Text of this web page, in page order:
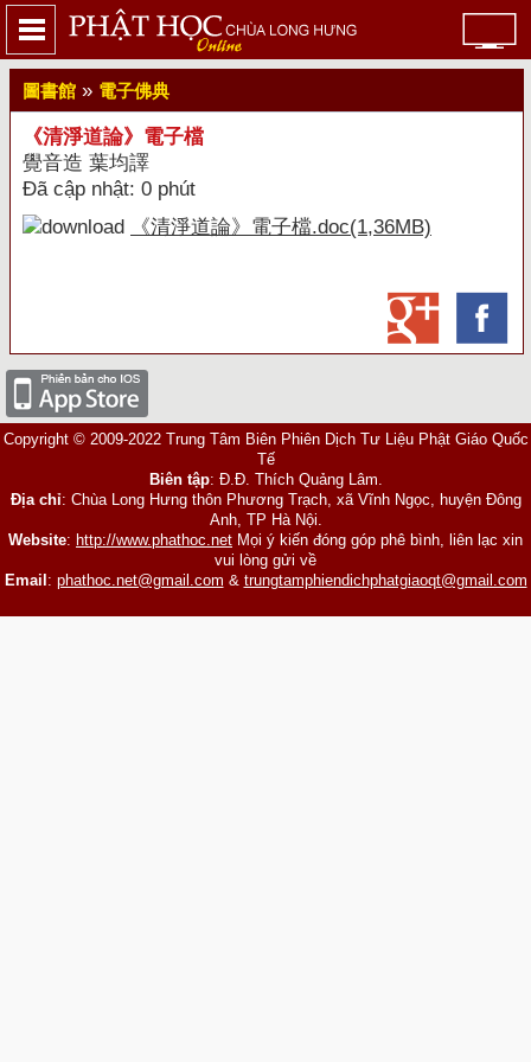
圖書館 » 電子佛典
《清淨道論》電子檔
覺音造 葉均譯
Đã cập nhật: 0 phút
《清淨道論》電子檔.doc(1,36MB)
Copyright © 2009-2022 Trung Tâm Biên Phiên Dịch Tư Liệu Phật Giáo Quốc
Tế
Biên tập: Đ.Đ. Thích Quảng Lâm.
Địa chỉ: Chùa Long Hưng thôn Phương Trạch, xã Vĩnh Ngọc, huyện Đông
Anh, TP Hà Nội.
Website: http://www.phathoc.net Mọi ý kiến đóng góp phê bình, liên lạc xin
vui lòng gửi về
Email : phathoc.net@gmail.com & trungtamphiendichphatgiaoqt@gmail.com